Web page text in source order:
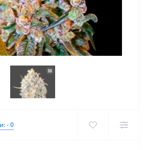
- 0